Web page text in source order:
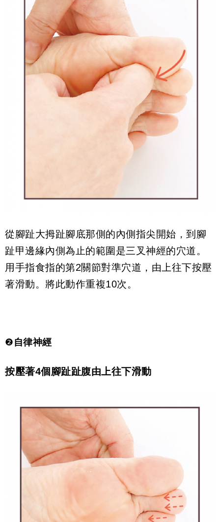
從腳趾大拇趾腳底那側的內側指尖開始，到腳
趾甲邊緣內側為止的範圍是三叉神經的穴道。
用手指食指的第2關節對準穴道，由上往下按壓
著滑動。將此動作重複10次。
❷自律神經
按壓著4個腳趾趾腹由上往下滑動